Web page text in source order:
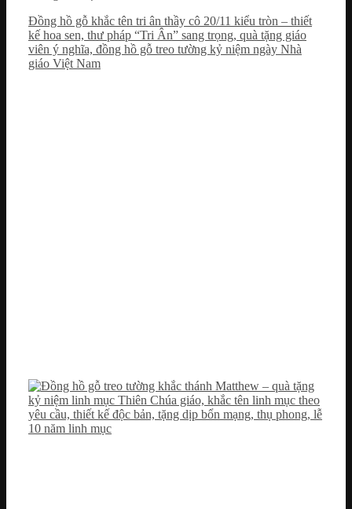
Đồng hồ gỗ khắc tên tri ân thầy cô 20/11 kiểu tròn – thiết
kế hoa sen, thư pháp “Tri Ân” sang trọng, quà tặng giáo
viên ý nghĩa, đồng hồ gỗ treo tường kỷ niệm ngày Nhà
giáo Việt Nam